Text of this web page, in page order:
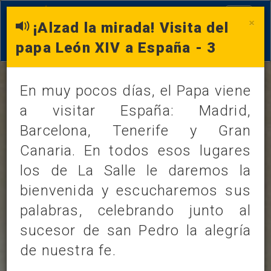
×
¡Alzad la mirada! Visita del
papa León XIV a España - 3
En muy pocos días, el Papa viene
a visitar España: Madrid,
Barcelona, Tenerife y Gran
Canaria. En todos esos lugares
los de La Salle le daremos la
bienvenida y escucharemos sus
palabras, celebrando junto al
sucesor de san Pedro la alegría
de nuestra fe.
LOS DATOS DEL DÍA
miércoles, 3 de junio de 2026
FRASE SANTORAL
CURIOSIDADES